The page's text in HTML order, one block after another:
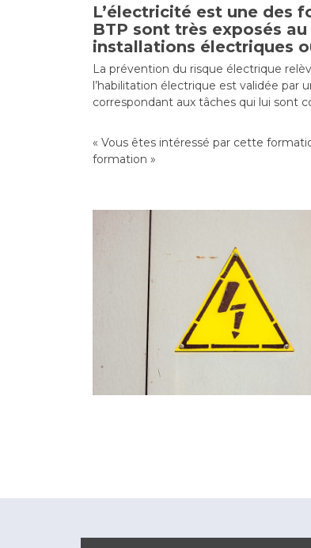
L’électricité est une des
BTP sont très exposés
installations électriques
La prévention du risque électrique
l’habilitation électrique est validée par
correspondant aux tâches qui lui sont
« Vous êtes intéressé par cette
formation »